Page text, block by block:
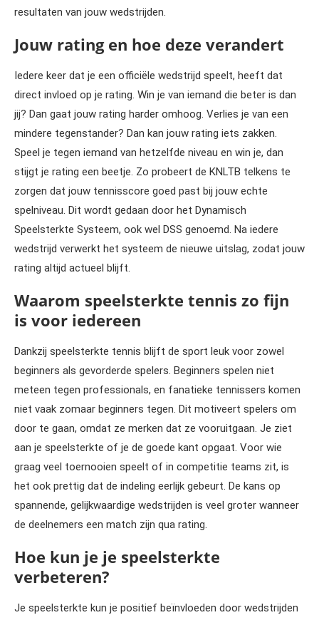
resultaten van jouw wedstrijden.
Jouw rating en hoe deze verandert
Iedere keer dat je een officiële wedstrijd speelt, heeft dat
direct invloed op je rating. Win je van iemand die beter is dan
jij? Dan gaat jouw rating harder omhoog. Verlies je van een
mindere tegenstander? Dan kan jouw rating iets zakken.
Speel je tegen iemand van hetzelfde niveau en win je, dan
stijgt je rating een beetje. Zo probeert de KNLTB telkens te
zorgen dat jouw tennisscore goed past bij jouw echte
spelniveau. Dit wordt gedaan door het Dynamisch
Speelsterkte Systeem, ook wel DSS genoemd. Na iedere
wedstrijd verwerkt het systeem de nieuwe uitslag, zodat jouw
rating altijd actueel blijft.
Waarom speelsterkte tennis zo fijn
is voor iedereen
Dankzij speelsterkte tennis blijft de sport leuk voor zowel
beginners als gevorderde spelers. Beginners spelen niet
meteen tegen professionals, en fanatieke tennissers komen
niet vaak zomaar beginners tegen. Dit motiveert spelers om
door te gaan, omdat ze merken dat ze vooruitgaan. Je ziet
aan je speelsterkte of je de goede kant opgaat. Voor wie
graag veel toernooien speelt of in competitie teams zit, is
het ook prettig dat de indeling eerlijk gebeurt. De kans op
spannende, gelijkwaardige wedstrijden is veel groter wanneer
de deelnemers een match zijn qua rating.
Hoe kun je je speelsterkte
verbeteren?
Je speelsterkte kun je positief beïnvloeden door wedstrijden